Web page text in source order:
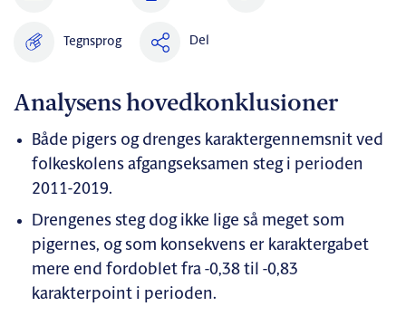
Tegnsprog Del
Analysens hovedkonklusioner
Både pigers og drenges karaktergennemsnit ved
folkeskolens afgangseksamen steg i perioden
2011-2019.
Drengenes steg dog ikke lige så meget som
pigernes, og som konsekvens er karaktergabet
mere end fordoblet fra -0,38 til -0,83
karakterpoint i perioden.